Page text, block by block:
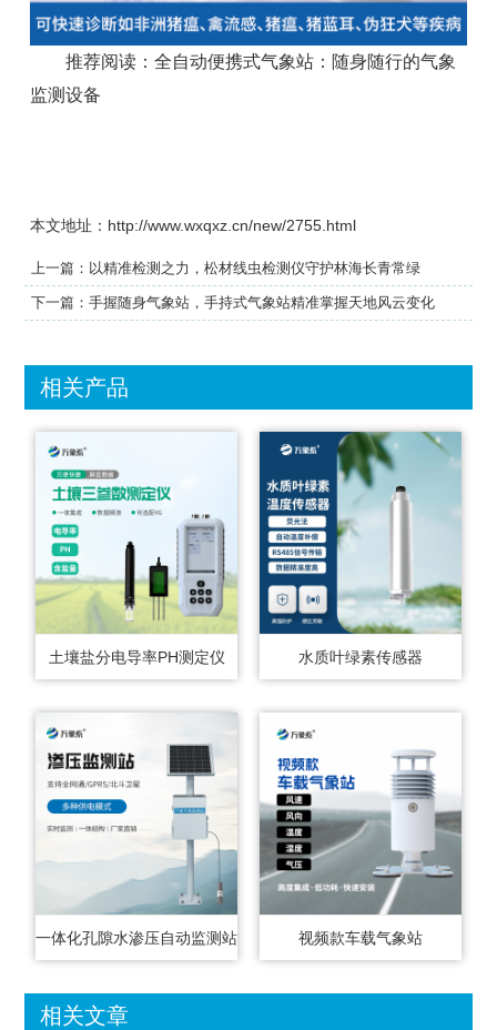
推荐阅读： 全自动便携式气象站：随身随行的气象
监测设备
本文地址：http://www.wxqxz.cn/new/2755.html
上一篇： 以精准检测之力，松材线虫检测仪守护林海长青常绿
下一篇： 手握随身气象站，手持式气象站精准掌握天地风云变化
相关产品
土壤盐分电导率PH测定仪 水质叶绿素传感器
一体化孔隙水渗压自动监测站 视频款车载气象站
相关文章